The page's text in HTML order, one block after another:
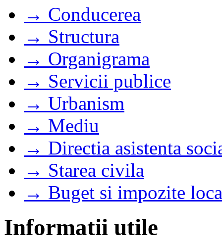
→ Conducerea
→ Structura
→ Organigrama
→ Servicii publice
→ Urbanism
→ Mediu
→ Directia asistenta
→ Starea civila
→ Buget si impozite
Informatii utile